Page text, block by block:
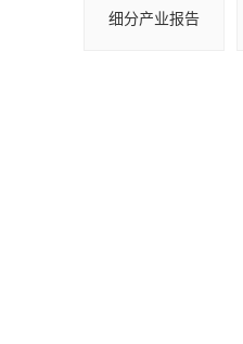
细分产业报告